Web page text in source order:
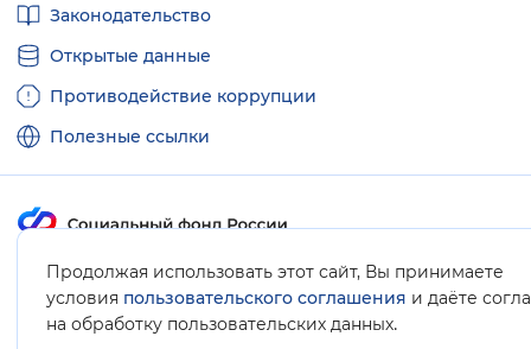
Продолжая использовать этот сайт, Вы принимаете
условия пользовательского соглашения и даёте
на обработку пользовательских данных.
ссылкиЗаконодательство
Открытые данные
Противодействие коррупции
Полезные ссылки
Карта сайта